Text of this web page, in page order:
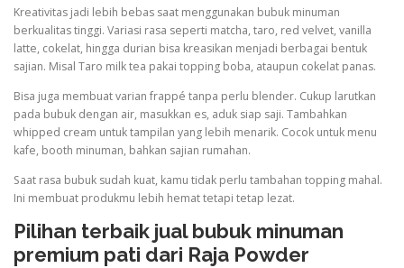
Kreativitas jadi lebih bebas saat menggunakan bubuk minuman
berkualitas tinggi. Variasi rasa seperti matcha, taro, red velvet, vanilla
latte, cokelat, hingga durian bisa kreasikan menjadi berbagai bentuk
sajian. Misal Taro milk tea pakai topping boba, ataupun cokelat panas.
Bisa juga membuat varian frappé tanpa perlu blender. Cukup larutkan
pada bubuk dengan air, masukkan es, aduk siap saji. Tambahkan
whipped cream untuk tampilan yang lebih menarik. Cocok untuk menu
kafe, booth minuman, bahkan sajian rumahan.
Saat rasa bubuk sudah kuat, kamu tidak perlu tambahan topping mahal.
Ini membuat produkmu lebih hemat tetapi tetap lezat.
Pilihan terbaik jual bubuk minuman
premium pati dari Raja Powder